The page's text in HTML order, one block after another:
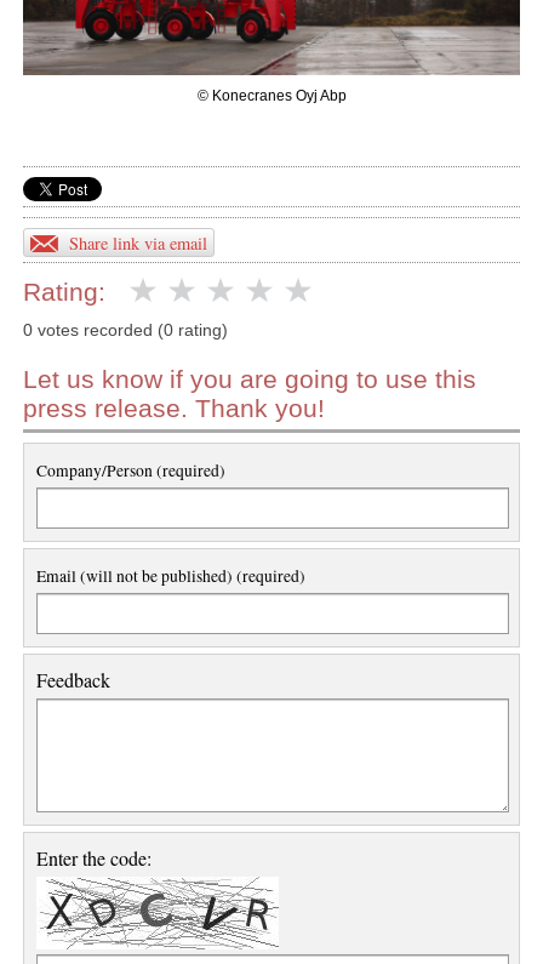
© Konecranes Oyj Abp
Share link via email
Rating:
0 votes recorded (0 rating)
Let us know if you are going to use this
press release. Thank you!
Company/Person (required)
Email (will not be published) (required)
Feedback
Enter the code: